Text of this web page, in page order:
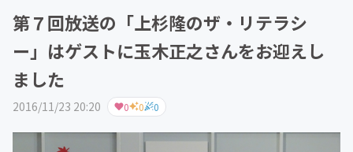
第７回放送の「上杉隆のザ・リテラシ
ー」はゲストに玉木正之さんをお迎えし
ました
2016/11/23 20:20 0 0 0